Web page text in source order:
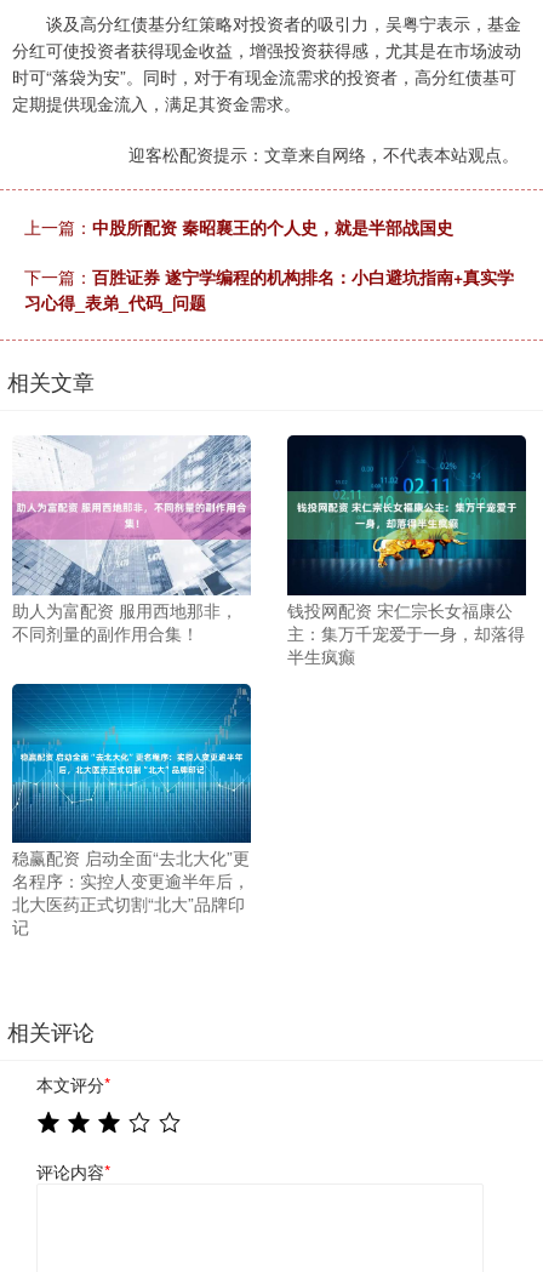
谈及高分红债基分红策略对投资者的吸引力，吴粤宁表示，基金
分红可使投资者获得现金收益，增强投资获得感，尤其是在市场波动
时可“落袋为安”。同时，对于有现金流需求的投资者，高分红债基可
定期提供现金流入，满足其资金需求。
迎客松配资提示：文章来自网络，不代表本站观点。
上一篇： 中股所配资 秦昭襄王的个人史，就是半部战国史
下一篇： 百胜证券 遂宁学编程的机构排名：小白避坑指南+真实学
习心得_表弟_代码_问题
相关文章
助人为富配资 服用西地那非，
不同剂量的副作用合集！
钱投网配资 宋仁宗长女福康公
主：集万千宠爱于一身，却落得
半生疯癫
稳赢配资 启动全面“去北大化”更
名程序：实控人变更逾半年后，
北大医药正式切割“北大”品牌印
记
相关评论
本文评分*
评论内容*